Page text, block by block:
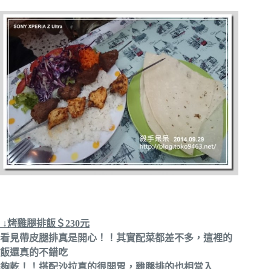
↓烤雞腿排飯＄230元
看見帶皮腿排真是開心！！其實配菜都差不多，這裡的
飯還真的不錯吃
夠乾！！搭配沙拉真的很開胃，雞腿排的也相當入